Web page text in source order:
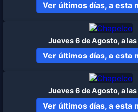
Ver últimos días, a esta
Jueves 6 de Agosto, a las
Ver últimos días, a esta
Jueves 6 de Agosto, a las
Ver últimos días, a esta